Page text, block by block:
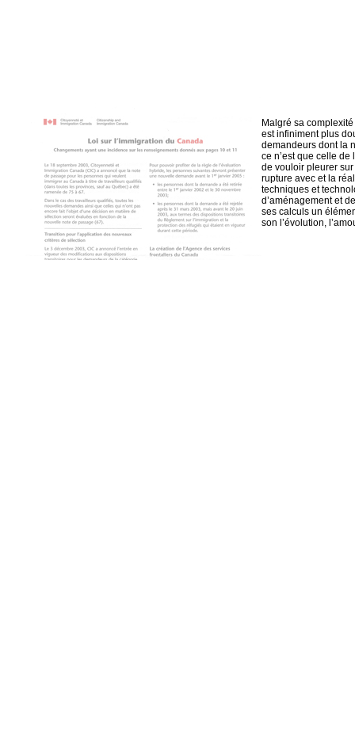
Malgré sa
est infiniment plus
demandeurs dont la
ce n’est que celle
de vouloir pleurer
rupture avec et la
techniques et
d’aménagement et
ses calculs un
son l’évolution,